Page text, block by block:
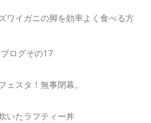
ワイガニの脚を効率よく食べる方
ログその17
ェスタ！無事閉幕。
いたラフティー丼